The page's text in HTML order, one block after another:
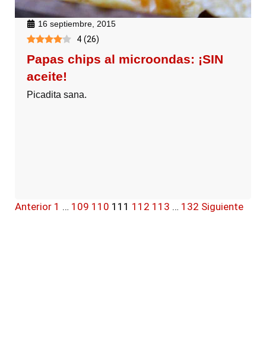
16 septiembre, 2015
4 (26)
Papas chips al microondas: ¡SIN
aceite!
Picadita sana.
Anterior 1 … 109 110 111 112 113 … 132 Siguiente